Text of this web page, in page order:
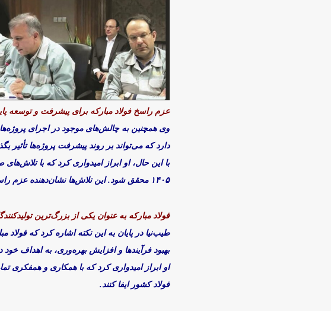
عزم راسخ فولاد مبارکه برای پیشرفت و توسعه
وی همچنین به چالش‌های موجود در اجرای
دارد که می‌تواند بر روند پیشرفت پروژه‌ها تأثیر
با این حال، او ابراز امیدواری کرد که با
۱۴۰۵ محقق شود. این تلاش‌ها نشان‌دهنده عزم راسخ شرکت برای پیشرفت و توسعه پایدار است.
فولاد مبارکه به عنوان یکی از بزرگ‌ترین
طیب‌نیا در پایان به این نکته اشاره کرد که فولاد
بهبود فرآیندها و افزایش بهره‌وری، به اهداف
او ابراز امیدواری کرد که با همکاری و همفکری
فولاد کشور ایفا کنند.